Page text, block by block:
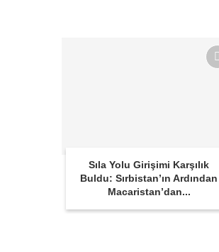
Sıla Yolu Girişimi Karşılık
Buldu: Sırbistan’ın Ardından
Macaristan’dan...